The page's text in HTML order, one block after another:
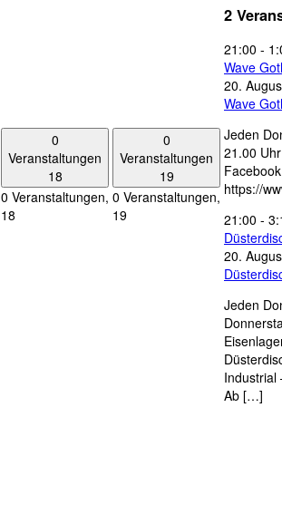
0
Veranstaltungen
18
0 Veranstaltungen,
18
0
Veranstaltungen
19
0 Veranstaltungen,
19
2
21:00 -
Wave
20.
Wave
Jeden
21.00
https://
21:00 -
20.
Jeden
Industrial
Ab […]